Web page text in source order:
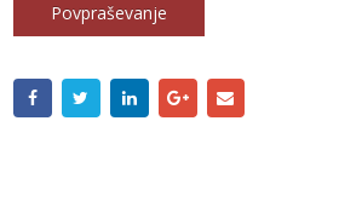
Povpraševanje